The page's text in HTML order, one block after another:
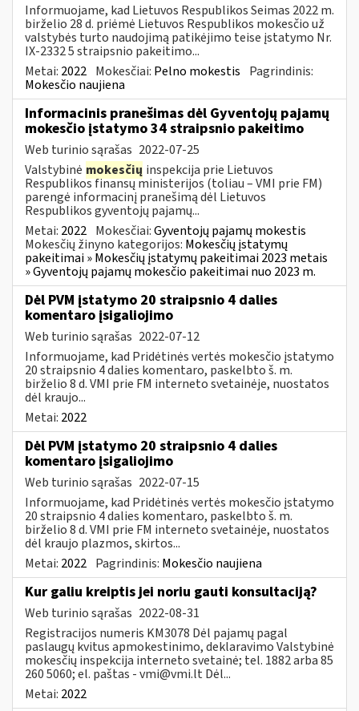
Informuojame, kad Lietuvos Respublikos Seimas 2022 m.
birželio 28 d. priėmė Lietuvos Respublikos mokesčio už
valstybės turto naudojimą patikėjimo teise įstatymo Nr.
IX-2332 5 straipsnio pakeitimo...
Metai: 2022 Mokesčiai: Pelno mokestis Pagrindinis:
Mokesčio naujiena
Informacinis pranešimas dėl Gyventojų pajamų
mokesčio įstatymo 34 straipsnio pakeitimo
Web turinio sąrašas 2022-07-25
Valstybinė mokesčių inspekcija prie Lietuvos
Respublikos finansų ministerijos (toliau – VMI prie FM)
parengė informacinį pranešimą dėl Lietuvos
Respublikos gyventojų pajamų...
Metai: 2022 Mokesčiai:Gyventojų pajamų mokestis
Mokesčių žinyno kategorijos: Mokesčių įstatymų
pakeitimai » Mokesčių įstatymų pakeitimai 2023 metais
» Gyventojų pajamų mokesčio pakeitimai nuo 2023 m.
Dėl PVM įstatymo 20 straipsnio 4 dalies
komentaro įsigaliojimo
Web turinio sąrašas 2022-07-12
Informuojame, kad Pridėtinės vertės mokesčio įstatymo
20 straipsnio 4 dalies komentaro, paskelbto š. m.
birželio 8 d. VMI prie FM interneto svetainėje, nuostatos
dėl kraujo...
Metai: 2022
Dėl PVM įstatymo 20 straipsnio 4 dalies
komentaro įsigaliojimo
Web turinio sąrašas 2022-07-15
Informuojame, kad Pridėtinės vertės mokesčio įstatymo
20 straipsnio 4 dalies komentaro, paskelbto š. m.
birželio 8 d. VMI prie FM interneto svetainėje, nuostatos
dėl kraujo plazmos, skirtos...
Metai: 2022 Pagrindinis: Mokesčio naujiena
Kur galiu kreiptis jei noriu gauti konsultaciją?
Web turinio sąrašas 2022-08-31
Registracijos numeris KM3078 Dėl pajamų pagal
paslaugų kvitus apmokestinimo, deklaravimo Valstybinė
mokesčių inspekcija interneto svetainė; tel. 1882 arba 85
260 5060; el. paštas -vmi@vmi.ltDėl...
Metai: 2022